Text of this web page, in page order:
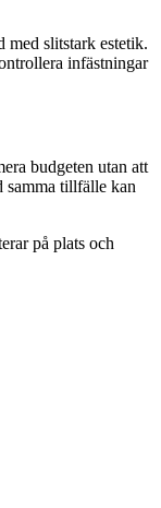
slitstark estetik.
infästningar
budgeten utan att
samma tillfälle kan
på plats och